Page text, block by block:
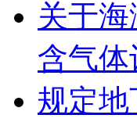
关于
含气
规定